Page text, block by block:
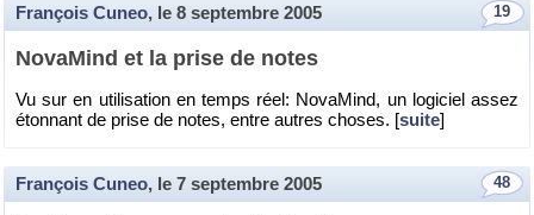
19
François Cuneo, le 8 septembre 2005
No­va­Mind et la prise de notes
Vu sur en uti­li­sa­tion en temps réel: No­va­Mind, un lo­gi­ciel assez
éton­nant de prise de notes, entre autres choses. [suite]
48
François Cuneo, le 7 septembre 2005